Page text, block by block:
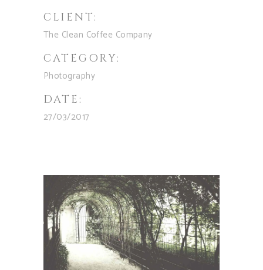
CLIENT:
The Clean Coffee Company
CATEGORY:
Photography
DATE:
27/03/2017